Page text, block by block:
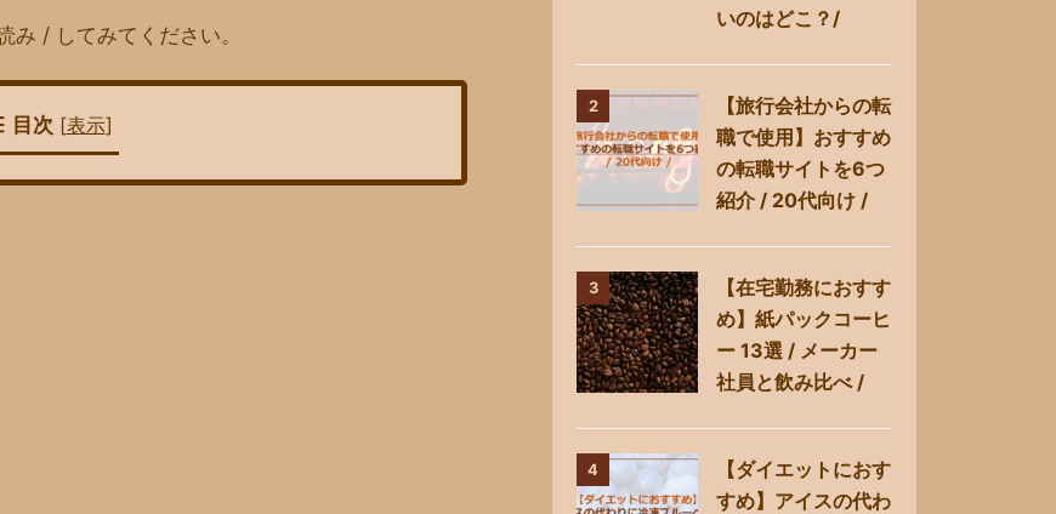
/ してみてください。
目次 [表示]
いのはどこ？/
2
【旅行会社からの転
職で使用】おすすめ
の転職サイトを6つ
紹介 / 20代向け /
3
【在宅勤務におすす
め】紙パックコーヒ
ー 13選 / メーカー
社員と飲み比べ /
4
【ダイエットにおす
すめ】アイスの代わ